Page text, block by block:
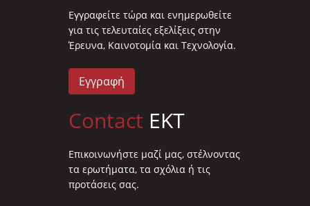
Eγγραφείτε τώρα και ενημερωθείτε
για τις τελευταίες εξελίξεις στην
Έρευνα, Καινοτομία και Τεχνολογία.
Εγγραφή
Contact EKT
Επικοινωνήστε μαζί μας, στέλνοντας
τα ερωτήματα, τα σχόλια ή τις
προτάσεις σας.